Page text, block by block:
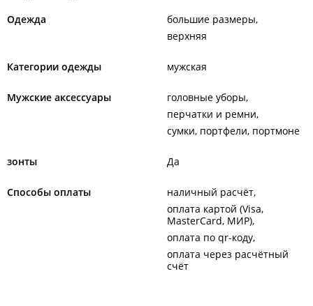
Одежда
большие размеры
верхняя
Категории одежды мужская
Мужские аксессуары
головные уборы
перчатки и ремни
сумки, портфели, портмоне
зонты Да
Способы оплаты
наличный расчёт
оплата картой (Visa,
MasterCard, МИР)
оплата по qr-коду
оплата через расчётный
счёт